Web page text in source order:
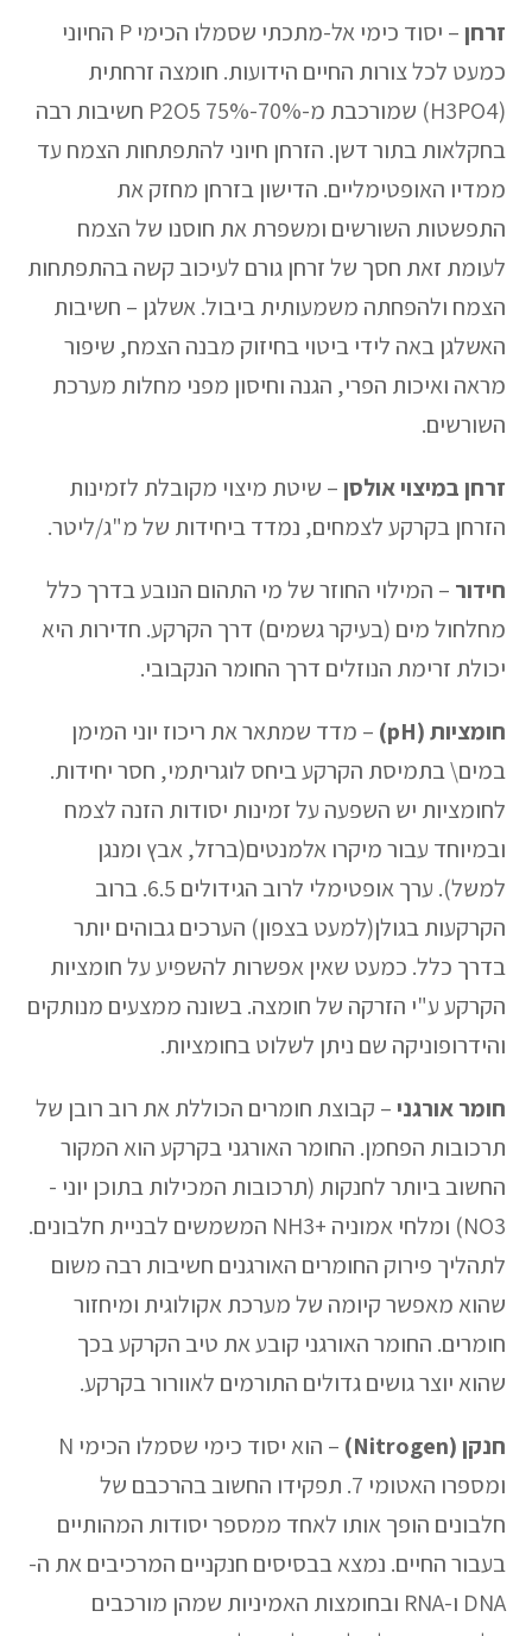
זרחן
– יסוד כימי אל-מתכתי שסמלו הכימי P החיוני
כמעט לכל צורות החיים הידועות. חומצה זרחתית
(H3PO4) שמורכבת מ-70%-75% P2O5 חשיבות רבה
בחקלאות בתור דשן. הזרחן חיוני להתפתחות הצמח עד
ממדיו האופטימליים. הדישון בזרחן מחזק את
התפשטות השורשים ומשפרת את חוסנו של הצמח
לעומת זאת חסך של זרחן גורם לעיכוב קשה בהתפתחות
הצמח ולהפחתה משמעותית ביבול. אשלגן – חשיבות
האשלגן באה לידי ביטוי בחיזוק מבנה הצמח, שיפור
מראה ואיכות הפרי, הגנה וחיסון מפני מחלות מערכת
השורשים.
זרחן במיצוי אולסן– שיטת מיצוי מקובלת לזמינות
הזרחן בקרקע לצמחים, נמדד ביחידות של מ"ג/ליטר.
חידור – המילוי החוזר של מי התהום הנובע בדרך כלל
מחלחול מים (בעיקר גשמים) דרך הקרקע. חדירות היא
יכולת זרימת הנוזלים דרך החומר הנקבובי.
חומציות (pH)
– מדד שמתאר את ריכוז יוני המימן
במים\ בתמיסת הקרקע ביחס לוגריתמי, חסר יחידות.
לחומציות יש השפעה על זמינות יסודות הזנה לצמח
ובמיוחד עבור מיקרו אלמנטים(ברזל, אבץ ומנגן
למשל). ערך אופטימלי לרוב הגידולים 6.5. ברוב
הקרקעות בגולן(למעט בצפון) הערכים גבוהים יותר
בדרך כלל. כמעט שאין אפשרות להשפיע על חומציות
הקרקע ע"י הזרקה של חומצה. בשונה ממצעים מנותקים
והידרופוניקה שם ניתן לשלוט בחומציות.
חומר אורגני– קבוצת חומרים הכוללת את רוב רובן של
תרכובות הפחמן. החומר האורגני בקרקע הוא המקור
החשוב ביותר לחנקות (תרכובות המכילות בתוכן יוני -
NO3) ומלחי אמוניה +NH3 המשמשים לבניית חלבונים.
לתהליך פירוק החומרים האורגנים חשיבות רבה משום
שהוא מאפשר קיומה של מערכת אקולוגית ומיחזור
חומרים. החומר האורגני קובע את טיב הקרקע בכך
שהוא יוצר גושים גדולים התורמים לאוורור בקרקע.
חנקן (Nitrogen)
– הוא יסוד כימי שסמלו הכימי N
ומספרו האטומי 7. תפקידו החשוב בהרכבם של
חלבונים הופך אותו לאחד ממספר יסודות המהותיים
בעבור החיים. נמצא בבסיסים חנקניים המרכיבים את ה-
DNA ו-RNA ובחומצות האמיניות שמהן מורכבים